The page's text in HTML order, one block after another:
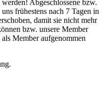
Abgeschlossene bzw.
frühestens nach 7 Tagen in
damit sie nicht mehr
bzw. unsere Member
Member aufgenommen